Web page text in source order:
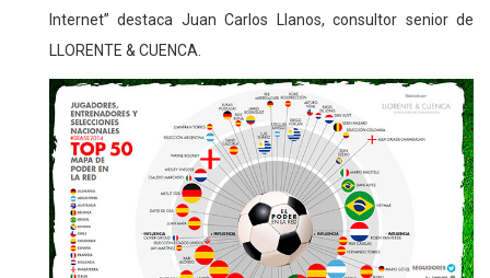
Internet” destaca Juan Carlos Llanos, consultor senior de
LLORENTE & CUENCA.